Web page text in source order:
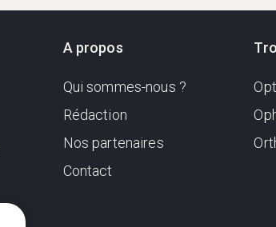
A propos
Qui sommes-nous ?
Rédaction
Nos partenaires
Contact